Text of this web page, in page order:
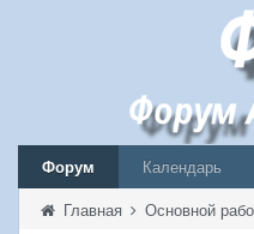
Форум Календарь
Главная Основной